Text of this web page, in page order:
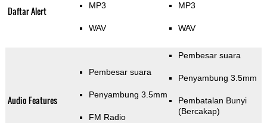
Daftar Alert MP3
WAV
MP3
WAV
Audio Features
Pembesar suara
Penyambung 3.5mm
FM Radio
Pembesar suara
Penyambung 3.5mm
Pembatalan Bunyi
(Bercakap)